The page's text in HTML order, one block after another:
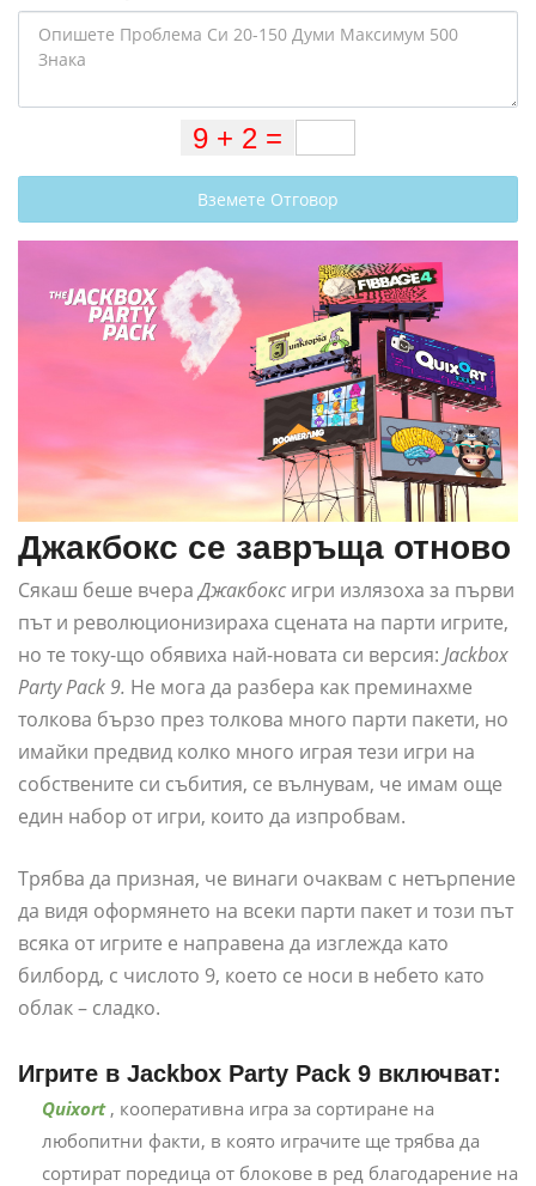
Вземете Отговор
Джакбокс се завръща отново
Сякаш беше вчераДжакбокс игри излязоха за първи
път и революционизираха сцената на парти игрите,
но те току-що обявиха най-новата си версия: Jackbox
Party Pack 9. Не мога да разбера как преминахме
толкова бързо през толкова много парти пакети, но
имайки предвид колко много играя тези игри на
собствените си събития, се вълнувам, че имам още
един набор от игри, които да изпробвам.
Трябва да призная, че винаги очаквам с нетърпение
да видя оформянето на всеки парти пакет и този път
всяка от игрите е направена да изглежда като
билборд, с числото 9, което се носи в небето като
облак – сладко.
Игрите в Jackbox Party Pack 9 включват:
Quixort , кооперативна игра за сортиране на
любопитни факти, в която играчите ще трябва да
сортират поредица от блокове в ред благодарение на